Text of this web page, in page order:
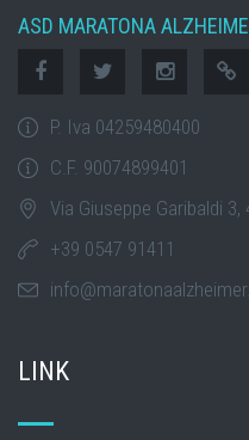
ASD MARATONA
P. Iva 04259480400
C.F. 90074899401
Via Giuseppe Garibaldi
+39 0547 91411
LINK